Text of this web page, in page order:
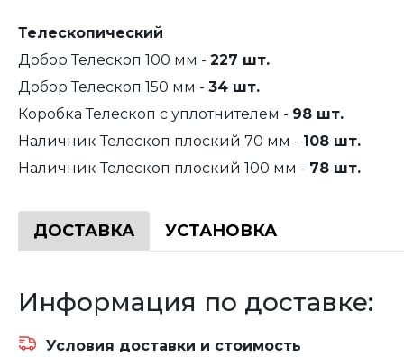
Телескопический
Добор Телескоп 100 мм - 227 шт.
Добор Телескоп 150 мм - 34 шт.
Коробка Телескоп с уплотнителем - 98 шт.
Наличник Телескоп плоский 70 мм - 108 шт.
Наличник Телескоп плоский 100 мм - 78 шт.
ДОСТАВКА УСТАНОВКА
Информация по доставке:
Условия доставки и стоимость